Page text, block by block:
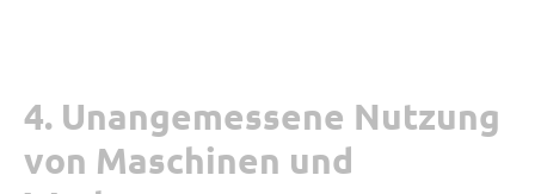
4. Unangemessene Nutzung
von Maschinen und